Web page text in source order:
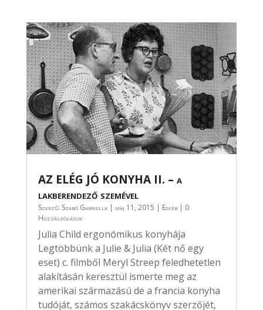
AZ ELÉG JÓ KONYHA II. – a
lakberendező szemével
Szerző: Szabó Gabriella| máj 11, 2015 | Egyéb| 0
Hozzászólások
Julia Child ergonómikus konyhája
Legtöbbünk a Julie & Julia (Két nő egy
eset) c. filmből Meryl Streep feledhetetlen
alakításán keresztül ismerte meg az
amerikai származású de a francia konyha
tudóját, számos szakácskönyv szerzőjét,